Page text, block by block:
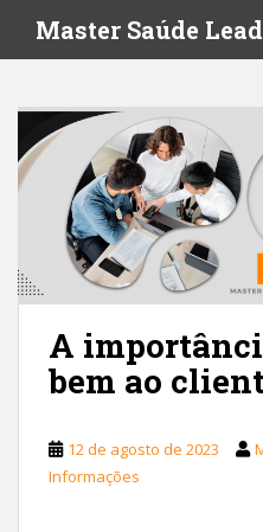
i
Master Saúde
A
bem ao
12 de agosto de 2023
Informações